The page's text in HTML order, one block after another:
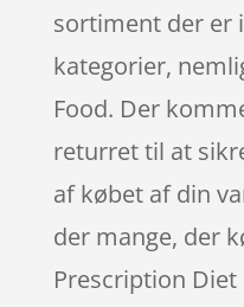
sortiment der er
kategorier,
Food. Der
returret til at
af købet af din
der mange, der
Prescription Diet